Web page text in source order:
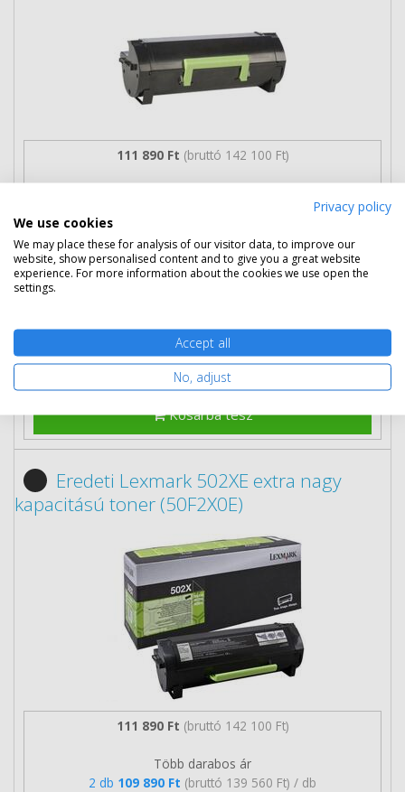
111 890 Ft (bruttó 142 100 Ft)
(bruttó 139 560 Ft) / db
3 db-tól
Rendelésre Mikor kapom meg?
Kosárba tesz
Eredeti Lexmark 502XE extra nagy
kapacitású toner (50F2X0E)
111 890 Ft (bruttó 142 100 Ft)
Több darabos ár
2 db 109 890 Ft (bruttó 139 560 Ft) / db
Privacy policy
We use cookies
We may place these for analysis of our visitor data, to improve our
website, show personalised content and to give you a great website
experience. For more information about the cookies we use open the
settings.
Accept all
No, adjust